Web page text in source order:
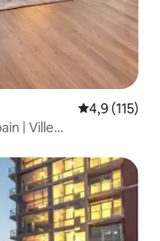
Évaluation
4,9 (115)
| Ville